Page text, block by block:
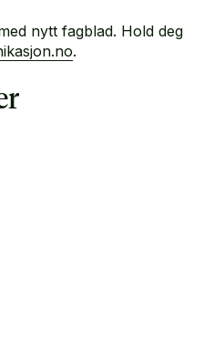
nytt fagblad. Hold deg
.